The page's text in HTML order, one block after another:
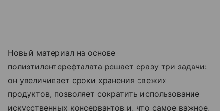
Новый материал на основе
полиэтилентерефталата решает сразу три задачи:
он увеличивает сроки хранения свежих
продуктов, позволяет сократить использование
искусственных консервантов и, что самое важное,